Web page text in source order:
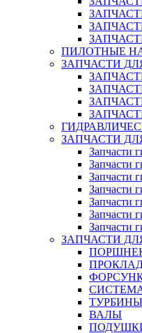
ПИЛОТНЫЕ
ЗАПЧАСТИ
ЗАПЧАСТИ
Запчасти
Запчасти
Запчасти
Запчасти
Запчасти
Запчасти
Запчасти
ЗАПЧАСТИ
ТУРБИНЫ
ВАЛЫ